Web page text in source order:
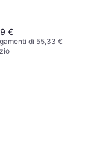
€
di 55,33 €